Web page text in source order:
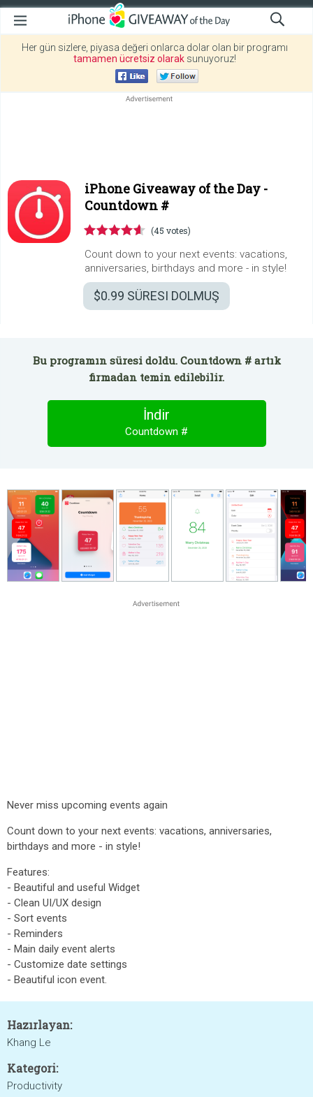
Her gün sizlere, piyasa değeri onlarca dolar olan bir programı
tamamen ücretsiz olarak sunuyoruz!
iPhone Giveaway of the Day -
Countdown #
(45 votes)
Count down to your next events: vacations,
anniversaries, birthdays and more - in style!
$0.99 SÜRESI DOLMUŞ
Bu programın süresi doldu. Countdown # artık
firmadan temin edilebilir.
İndir
Countdown #
Never miss upcoming events again
Count down to your next events: vacations, anniversaries,
birthdays and more - in style!
Features:
- Beautiful and useful Widget
- Clean UI/UX design
- Sort events
- Reminders
- Main daily event alerts
- Customize date settings
- Beautiful icon event.
Hazırlayan:
Khang Le
Kategori:
Productivity